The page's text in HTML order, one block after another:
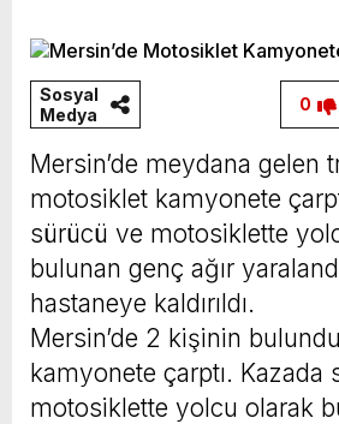
ve Mersin Büyükşehir Belediye
Sayın Vahap Seçer’i makamında
ilişkin birçok konuda fikir
bulunduk. Ortak akıl ve iş birliğiyle
geçireceğimiz çalışmalar üzerine
görüşme gerçekleştirdik. Nazik ev sahipliği ve
kıymetli değerlendirmeleri için
Sayın Vahap Seçer’e teşekkür
Vahap Seçer
Sosyal
Medya
0
Mersin’de meydana gelen
motosiklet kamyonete
sürücü ve motosiklette
bulunan genç ağır
hastaneye kaldırıldı.
Mersin’de 2 kişinin
kamyonete çarptı. Kazada
motosiklette yolcu olarak